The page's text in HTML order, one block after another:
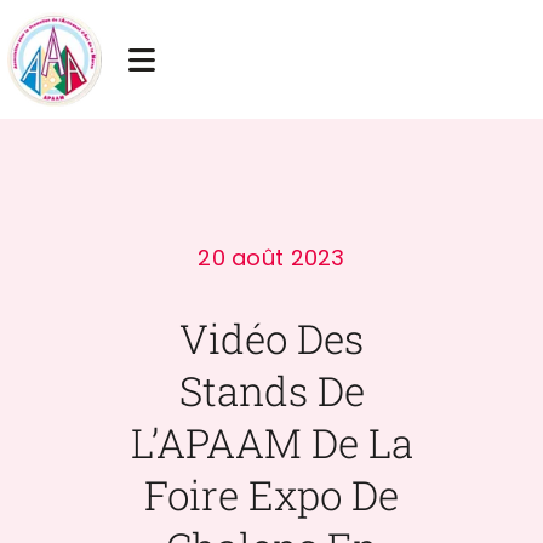
Passer
au
contenu
Toggle
Chambre des métiers
Contact
20 août 2023
Vidéo Des
Stands De
L’APAAM De La
Foire Expo De